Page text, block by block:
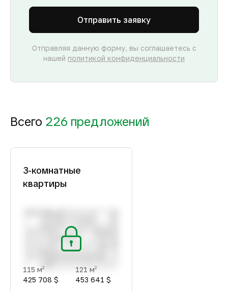
Отправить заявку
Отправляя данную форму, вы соглашаетесь с
нашей политикой конфиденциальности
Всего 226 предложений
3-комнатные
квартиры
115 м2
425 708 $
121 м2
453 641 $